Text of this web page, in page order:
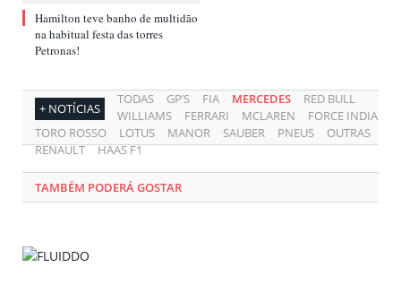
Hamilton teve banho de multidão
na habitual festa das torres
Petronas!
+ NOTÍCIAS
TODAS GP’S FIA MERCEDES
RED BULL
WILLIAMS
FERRARI MCLAREN
FORCE INDIA
TORO ROSSO
LOTUS MANOR SAUBER PNEUS
OUTRAS
RENAULT
HAAS F1
TAMBÉM PODERÁ GOSTAR